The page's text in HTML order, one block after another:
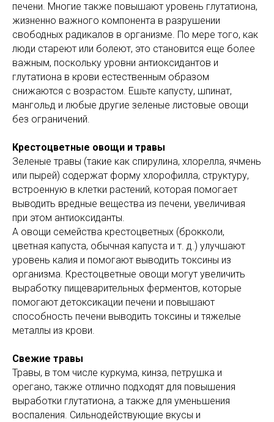
печени. Многие также повышают уровень глутатиона,
жизненно важного компонента в разрушении
свободных радикалов в организме. По мере того, как
люди стареют или болеют, это становится еще более
важным, поскольку уровни антиоксидантов и
глутатиона в крови естественным образом
снижаются с возрастом. Ешьте капусту, шпинат,
мангольд и любые другие зеленые листовые овощи
без ограничений.
Крестоцветные овощи и травы
Зеленые травы (такие как спирулина, хлорелла, ячмень
или пырей) содержат форму хлорофилла, структуру,
встроенную в клетки растений, которая помогает
выводить вредные вещества из печени, увеличивая
при этом антиоксиданты.
А овощи семейства крестоцветных (брокколи,
цветная капуста, обычная капуста и т. д.) улучшают
уровень калия и помогают выводить токсины из
организма. Крестоцветные овощи могут увеличить
выработку пищеварительных ферментов, которые
помогают детоксикации печени и повышают
способность печени выводить токсины и тяжелые
металлы из крови.
Свежие травы
Травы, в том числе куркума, кинза, петрушка и
орегано, также отлично подходят для повышения
выработки глутатиона, а также для уменьшения
воспаления. Сильнодействующие вкусы и